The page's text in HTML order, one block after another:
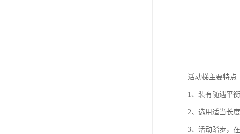
活动梯主要特点
1、装有随遇平
2、选用适当长
3、活动踏步，